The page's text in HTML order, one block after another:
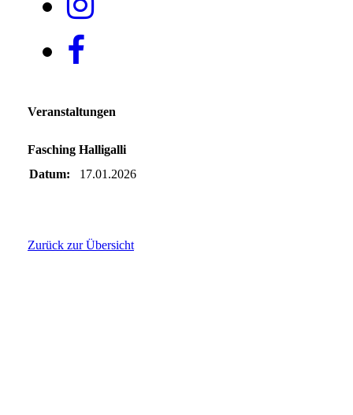
Veranstaltungen
Fasching Halligalli
Datum:
17.01.2026
Zurück zur Übersicht